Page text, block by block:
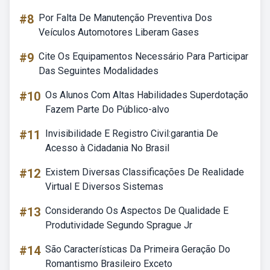
#8 Por Falta De Manutenção Preventiva Dos
Veículos Automotores Liberam Gases
#9 Cite Os Equipamentos Necessário Para Participar
Das Seguintes Modalidades
#10 Os Alunos Com Altas Habilidades Superdotação
Fazem Parte Do Público-alvo
#11
Invisibilidade E Registro Civil:garantia De
Acesso à Cidadania No Brasil
#12 Existem Diversas Classificações De Realidade
Virtual E Diversos Sistemas
#13 Considerando Os Aspectos De Qualidade E
Produtividade Segundo Sprague Jr
#14 São Características Da Primeira Geração Do
Romantismo Brasileiro Exceto